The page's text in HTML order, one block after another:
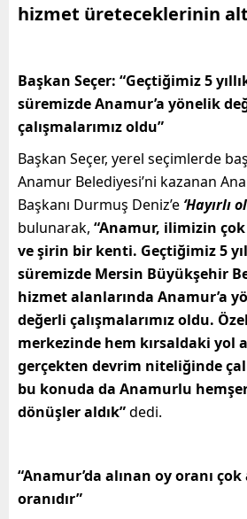
hizmet üreteceklerinin
Başkan Seçer: “Geçtiğimiz 5
süremizde Anamur’a yönelik
çalışmalarımız oldu”
Başkan Seçer, yerel seçimlerde
Anamur Belediyesi’ni kazanan
Başkanı Durmuş Deniz’e ‘Hayırlı
bulunarak, “Anamur, ilimizin
ve şirin bir kenti. Geçtiğimiz 5
süremizde Mersin Büyükşehir
hizmet alanlarında Anamur’a
değerli çalışmalarımız oldu.
merkezinde hem kırsaldaki yol
gerçekten devrim niteliğinde
bu konuda da Anamurlu
dönüşler aldık”dedi.
“Anamur’da alınan oy oranı
oranıdır”